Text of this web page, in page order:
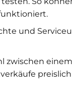
und
zwischen